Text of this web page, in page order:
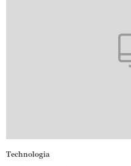
Technologia